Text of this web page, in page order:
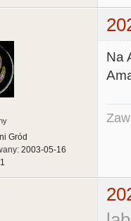
Gród
2003-05-16
Na